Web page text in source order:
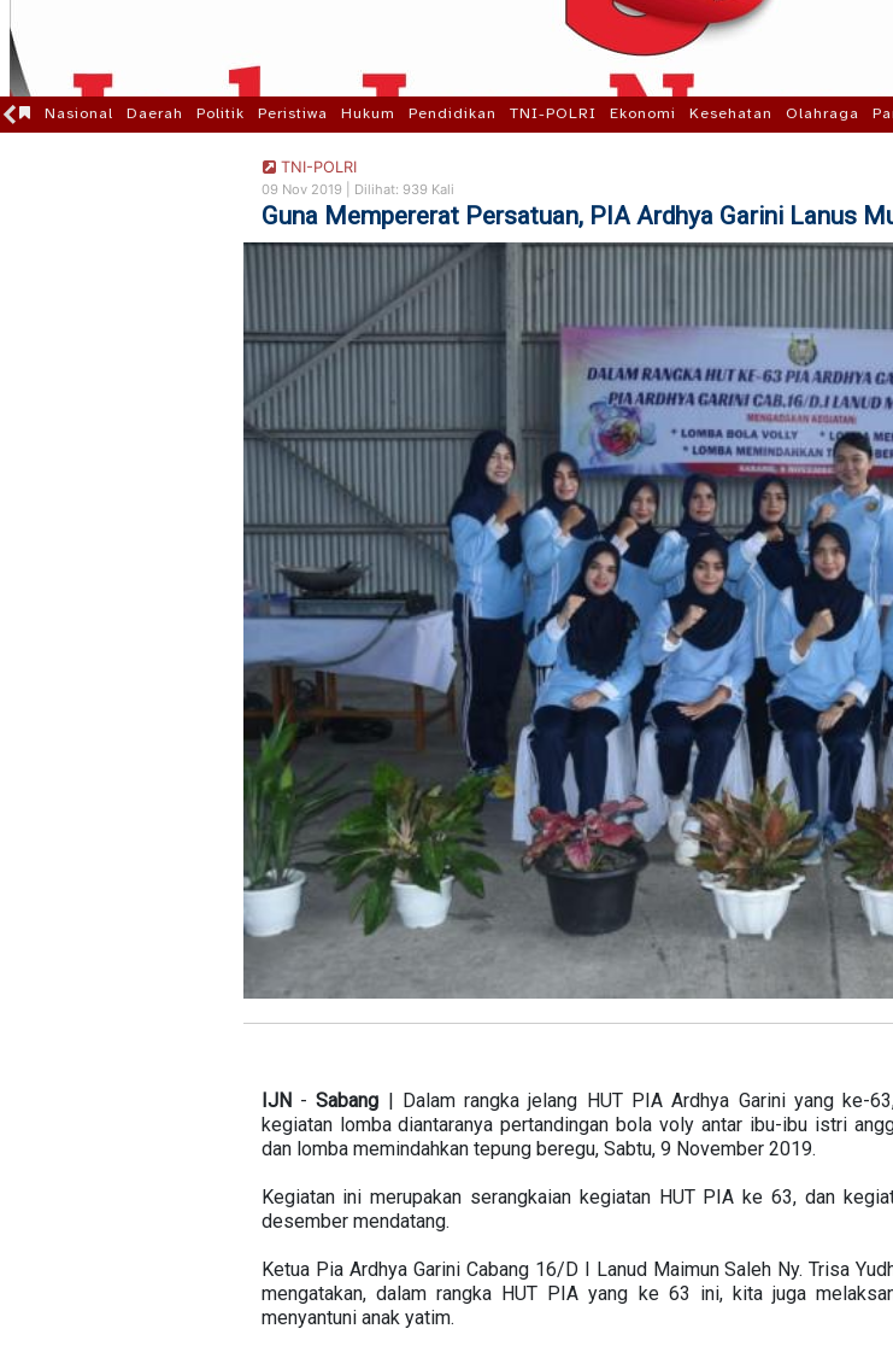
Nasional Daerah Politik Peristiwa Hukum Pendidikan TNI-POLRI Ekonomi Kesehatan Olahraga
TNI-POLRI
09 Nov 2019 | Dilihat: 939 Kali
Guna Mempererat Persatuan, PIA Ardhya Garini Lanus
IJN-Sabang | Dalam rangka jelang HUT PIA Ardhya Garini yang ke-
kegiatan lomba diantaranya pertandingan bola voly antar ibu-ibu istri
dan lomba memindahkan tepung beregu, Sabtu, 9 November 2019.
Kegiatan ini merupakan serangkaian kegiatan HUT PIA ke 63, dan
desember mendatang.
Ketua Pia Ardhya Garini Cabang 16/D I Lanud Maimun Saleh Ny. Trisa
mengatakan, dalam rangka HUT PIA yang ke 63 ini, kita juga
menyantuni anak yatim.